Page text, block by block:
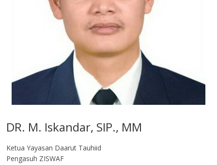
DR. M. Iskandar, SIP., MM
Ketua Yayasan Daarut Tauhiid
Pengasuh ZISWAF